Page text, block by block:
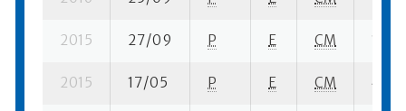
2015 27/09 P E CM 12
2015 17/05 P E CM 4 su-